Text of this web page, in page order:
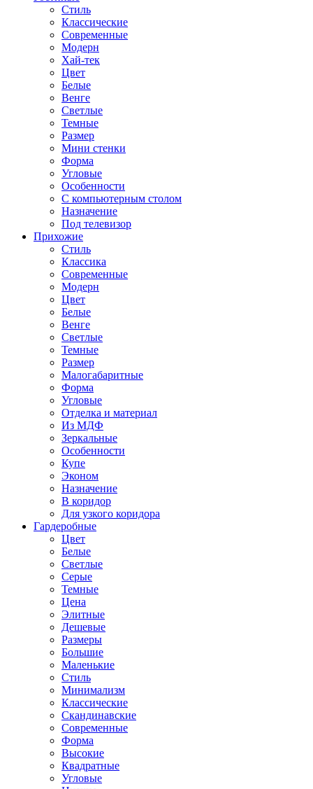
Стиль
Классические
Современные
Модерн
Хай-тек
Цвет
Белые
Венге
Светлые
Темные
Размер
Мини стенки
Форма
Угловые
Особенности
С компьютерным столом
Назначение
Под телевизор
Прихожие
Стиль
Классика
Современные
Модерн
Цвет
Белые
Венге
Светлые
Темные
Размер
Малогабаритные
Форма
Угловые
Отделка и материал
Из МДФ
Зеркальные
Особенности
Купе
Эконом
Назначение
В коридор
Для узкого коридора
Гардеробные
Цвет
Белые
Светлые
Серые
Темные
Цена
Элитные
Дешевые
Размеры
Большие
Маленькие
Стиль
Минимализм
Классические
Скандинавские
Современные
Форма
Высокие
Квадратные
Угловые